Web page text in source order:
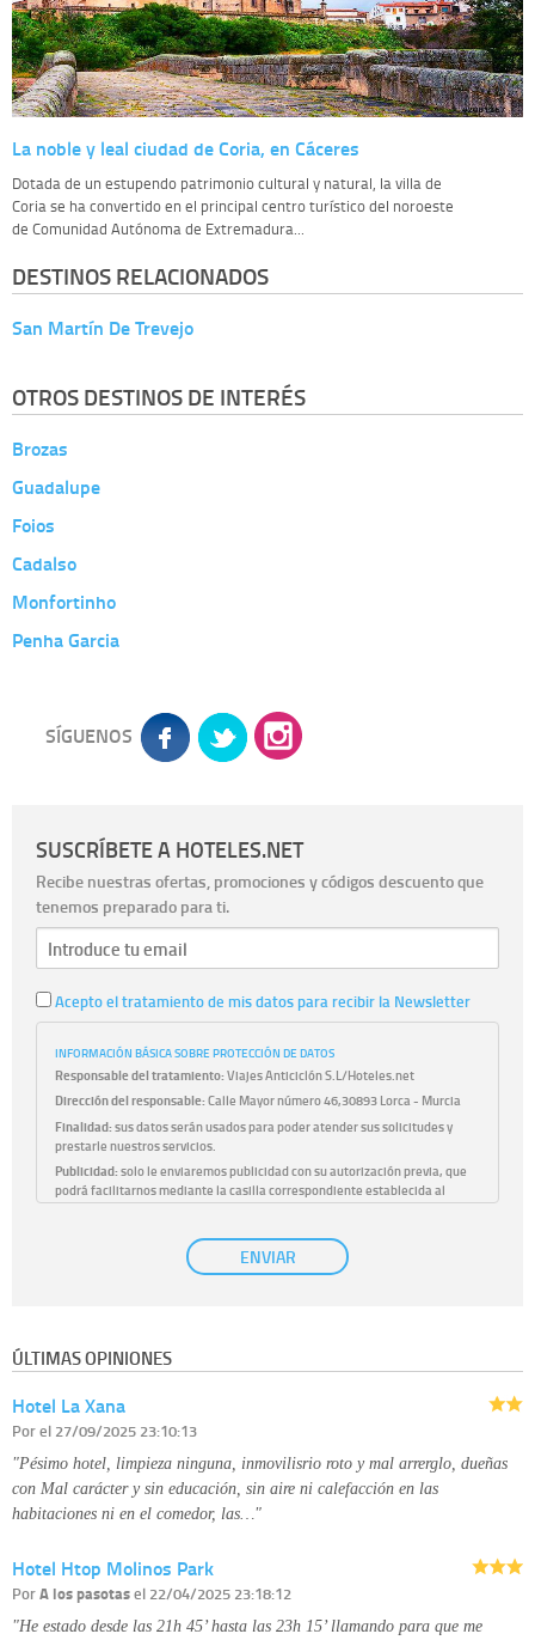
La noble y leal ciudad de Coria, en Cáceres
Dotada de un estupendo patrimonio cultural y natural, la villa de
Coria se ha convertido en el principal centro turístico del noroeste
de Comunidad Autónoma de Extremadura...
DESTINOS RELACIONADOS
San Martín De Trevejo
OTROS DESTINOS DE INTERÉS
Brozas
Guadalupe
Foios
Cadalso
Monfortinho
Penha Garcia
SÍGUENOS
SUSCRÍBETE A HOTELES.NET
Recibe nuestras ofertas, promociones y códigos descuento que
tenemos preparado para ti.
Acepto el tratamiento de mis datos para recibir la Newsletter
INFORMACIÓN BÁSICA SOBRE PROTECCIÓN DE DATOS
Responsable del tratamiento:Viajes Anticiclón S.L/Hoteles.net
Dirección del responsable:Calle Mayor número 46,30893 Lorca - Murcia
Finalidad:sus datos serán usados para poder atender sus solicitudes y
prestarle nuestros servicios.
Publicidad:solo le enviaremos publicidad con su autorización previa, que
podrá facilitarnos mediante la casilla correspondiente establecida al
efecto.
únicamente trataremos sus datos con su consentimiento
previo, que podrá facilitarnos mediante la casilla correspondiente
Derechos:tiene derecho a saber qué información tenemos sobre usted,
disponible en nuestra página web.
Información complementaria:
ENVIAR
ÚLTIMAS OPINIONES
Hotel La Xana
Porel 27/09/2025 23:10:13
"Pésimo hotel, limpieza ninguna, inmovilisrio roto y mal arrerglo, dueñas
con Mal carácter y sin educación, sin aire ni calefacción en las
habitaciones ni en el comedor, las…"
Hotel Htop Molinos Park
PorA los pasotasel 22/04/2025 23:18:12
"He estado desde las 21h 45’ hasta las 23h 15’ llamando para que me